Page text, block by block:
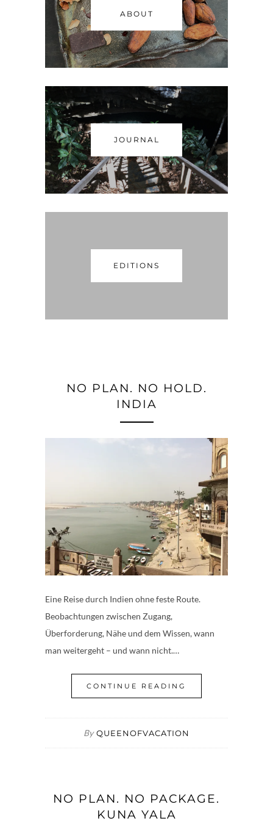
ABOUT
JOURNAL
EDITIONS
NO PLAN. NO HOLD.
INDIA
Eine Reise durch Indien ohne feste Route.
Beobachtungen zwischen Zugang,
Überforderung, Nähe und dem Wissen, wann
man weitergeht – und wann nicht.…
CONTINUE READING
By QUEENOFVACATION
NO PLAN. NO PACKAGE.
KUNA YALA